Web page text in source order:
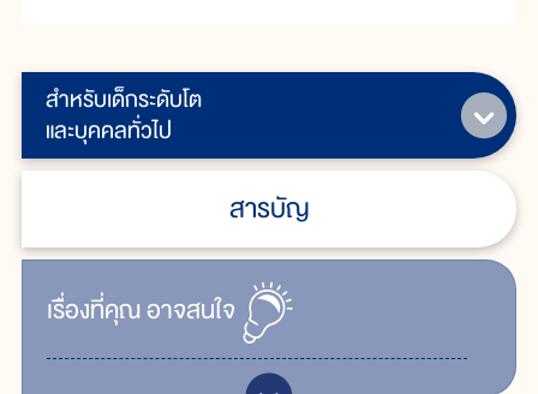
สำหรับเด็กระดับโต
และบุคคลทั่วไป
สารบัญ
เรื่ิองที่คุณอาจสนใจ